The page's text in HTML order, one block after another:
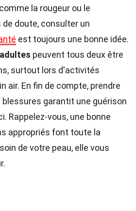
la rougeur ou le
doute, consulter un
est toujours une bonne idée.
adultes peuvent tous deux être
surtout lors d'activités
air. En fin de compte, prendre
garantit une guérison
Rappelez-vous, une bonne
appropriés font toute la
de votre peau, elle vous